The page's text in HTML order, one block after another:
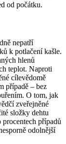
od počátku.
nepatří
k potlačení kašle.
hlenů
teplot. Naproti
cílevědomě
případě – bez
O tom, jak
zveřejněné
složky dehtu
případů
odolnější